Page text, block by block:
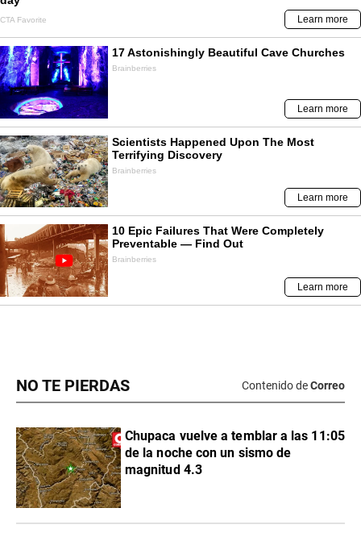
NO TE PIERDAS Contenido deCorreo
Chupaca vuelve a temblar a las 11:05
de la noche con un sismo de
magnitud 4.3